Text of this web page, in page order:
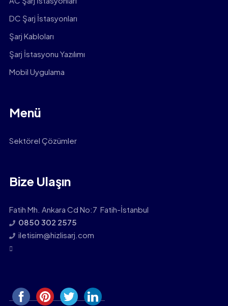
DC Şarj İstasyonları
Şarj Kabloları
Şarj İstasyonu Yazılımı
Mobil Uygulama
Menü
Sektörel Çözümler
Bize Ulaşın
Fatih Mh. Ankara Cd No:7 Fatih-İstanbul
0850 302 2575
iletisim@hizlisarj.com